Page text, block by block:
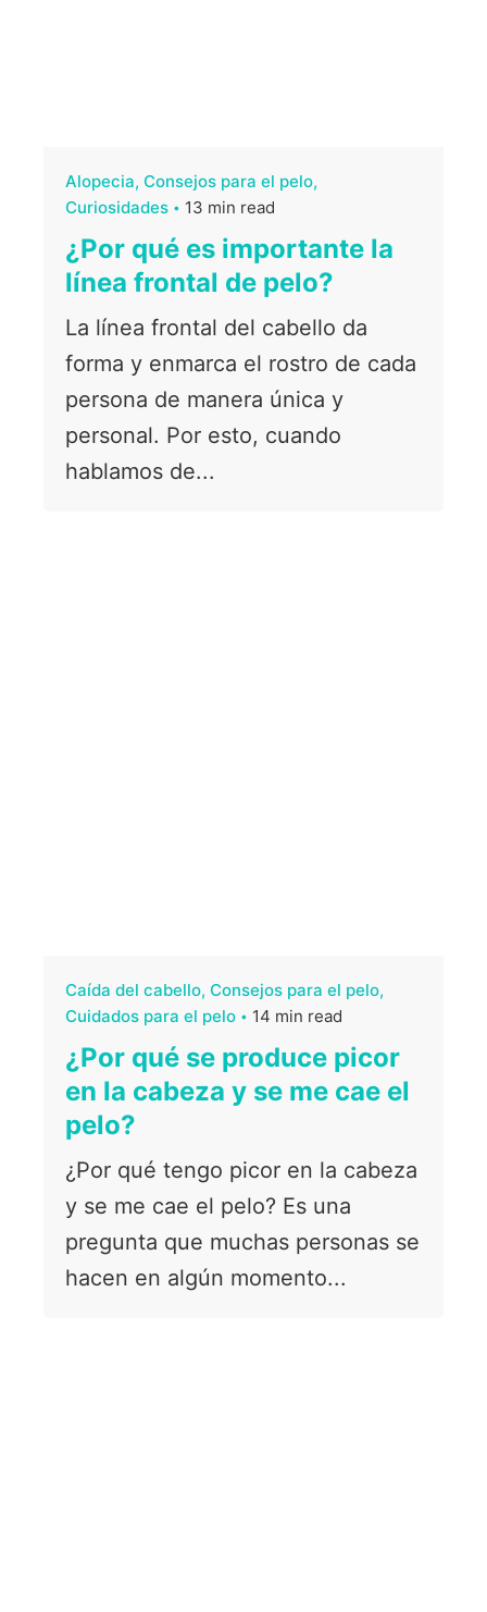
Alopecia Consejos para el pelo
Curiosidades
13 min read
¿Por qué es importante la
línea frontal de pelo?
La línea frontal del cabello da
forma y enmarca el rostro de cada
persona de manera única y
personal. Por esto, cuando
hablamos de...
Caída del cabello Consejos para el pelo
Cuidados para el pelo
14 min read
¿Por qué se produce picor
en la cabeza y se me cae el
pelo?
¿Por qué tengo picor en la cabeza
y se me cae el pelo? Es una
pregunta que muchas personas se
hacen en algún momento...